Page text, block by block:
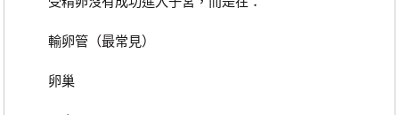
輸卵管（最常見）
卵巢